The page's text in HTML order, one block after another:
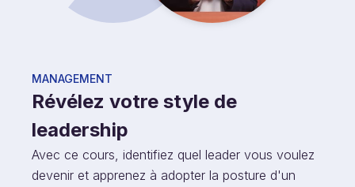
MANAGEMENT
Révélez votre style de
leadership
Avec ce cours, identifiez quel leader vous voulez
devenir et apprenez à adopter la posture d'un